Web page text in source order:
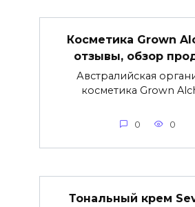
Косметика Grown
отзывы, обзор
Австралийская
косметика Grown
0 0
Тональный крем